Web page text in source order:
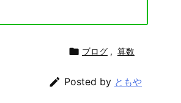
 ブログ , 算数
 Posted by ともや